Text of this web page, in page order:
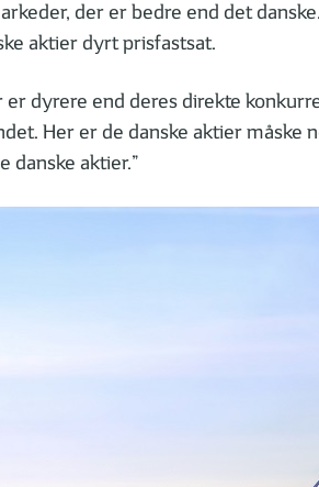
der er bedre end det
aktier dyrt prisfastsat.
dyrere end deres direkte
Her er de danske aktier måske
danske aktier.”